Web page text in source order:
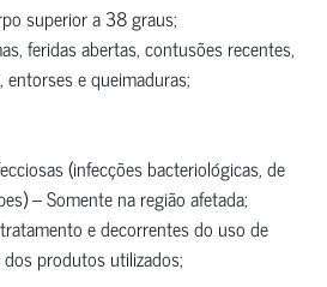
superior a 38 graus;
feridas abertas, contusões recentes,
e queimaduras;
(infecções bacteriológicas, de
– Somente na região afetada;
e decorrentes do uso de
produtos utilizados;